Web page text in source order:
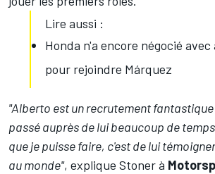
Lire aussi :
Honda n'a encore négocié
pour rejoindre Márquez
"Alberto est un recrutement
passé auprès de lui beaucoup de
que je puisse faire, c'est de lui
au monde", explique Stoner à